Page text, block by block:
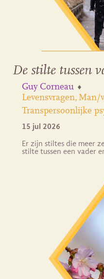
De stilte tussen
Guy Corneau
Levensvragen Man/
Transpersoonlijke
15 jul 2026
Er zijn stiltes die meer
stilte tussen een vader